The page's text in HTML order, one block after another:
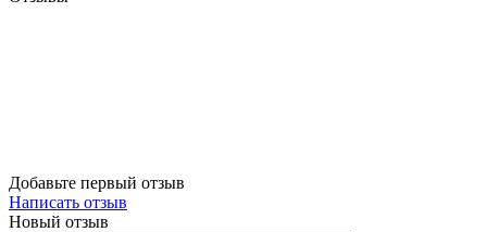
Добавьте первый отзыв
Написать отзыв
Новый отзыв